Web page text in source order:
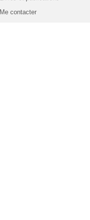
Me contacter